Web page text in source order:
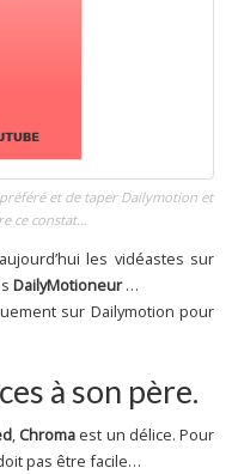
et de taper Dailymotion et
ce constat…
les vidéastes sur
DailyMotioneur…
sur Dailymotion pour
à son père.
, Chroma est un délice. Pour
pas être facile…